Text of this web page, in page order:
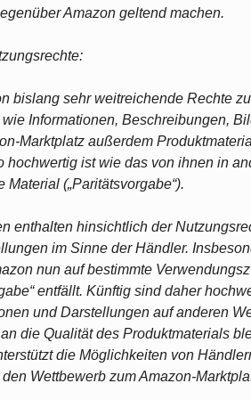
Amazon geltend machen.
bislang sehr weitreichende Rechte
Informationen, Beschreibungen,
Marktplatz außerdem
hochwertig ist wie das von ihnen in
(„Paritätsvorgabe“).
enthalten hinsichtlich der
im Sinne der Händler.
nun auf bestimmte
entfällt. Künftig sind daher
und Darstellungen auf anderen
die Qualität des Produktmaterials
die Möglichkeiten von
Wettbewerb zum Amazon-